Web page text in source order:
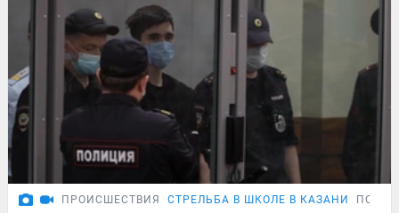
ПРОИСШЕСТВИЯ СТРЕЛЬБА В ШКОЛЕ В КАЗАНИ